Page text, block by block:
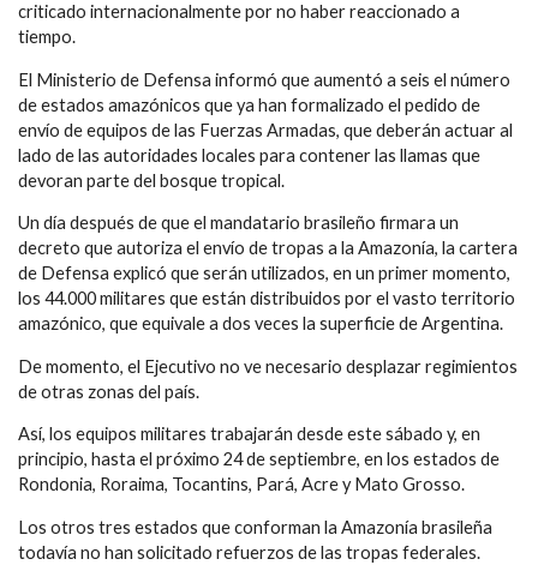
criticado internacionalmente por no haber reaccionado a
tiempo.
El Ministerio de Defensa informó que aumentó a seis el número
de estados amazónicos que ya han formalizado el pedido de
envío de equipos de las Fuerzas Armadas, que deberán actuar al
lado de las autoridades locales para contener las llamas que
devoran parte del bosque tropical.
Un día después de que el mandatario brasileño firmara un
decreto que autoriza el envío de tropas a la Amazonía, la cartera
de Defensa explicó que serán utilizados, en un primer momento,
los 44.000 militares que están distribuidos por el vasto territorio
amazónico, que equivale a dos veces la superficie de Argentina.
De momento, el Ejecutivo no ve necesario desplazar regimientos
de otras zonas del país.
Así, los equipos militares trabajarán desde este sábado y, en
principio, hasta el próximo 24 de septiembre, en los estados de
Rondonia, Roraima, Tocantins, Pará, Acre y Mato Grosso.
Los otros tres estados que conforman la Amazonía brasileña
todavía no han solicitado refuerzos de las tropas federales.